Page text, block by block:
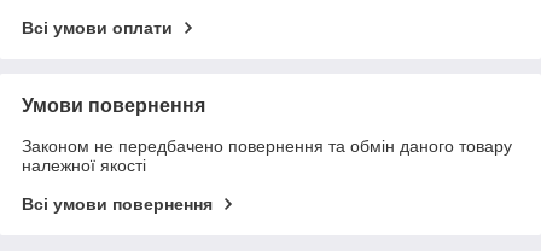
Всі умови оплати
Умови повернення
Законом не передбачено повернення та обмін даного товару
належної якості
Всі умови повернення